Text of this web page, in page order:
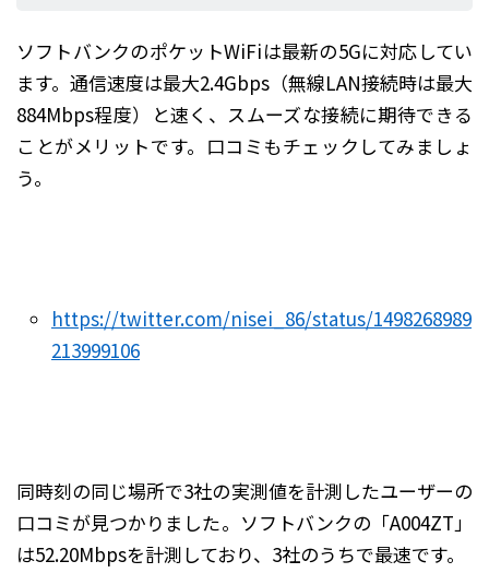
ソフトバンクのポケットWiFiは最新の5Gに対応してい
ます。通信速度は最大2.4Gbps（無線LAN接続時は最大
884Mbps程度）と速く、スムーズな接続に期待できる
ことがメリットです。口コミもチェックしてみましょ
う。
https://twitter.com/nisei_86/status/1498268989
213999106
同時刻の同じ場所で3社の実測値を計測したユーザーの
口コミが見つかりました。ソフトバンクの「A004ZT」
は52.20Mbpsを計測しており、3社のうちで最速です。